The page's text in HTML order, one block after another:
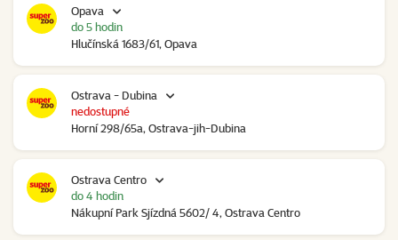
Opava
Hlučínská 1683/61, Opava
do 5 hodin
Ostrava - Dubina
Horní 298/65a, Ostrava-jih-Dubina
nedostupné
Ostrava Centro
Nákupní Park Sjízdná 5602/ 4, Ostrava Centro
do 4 hodin